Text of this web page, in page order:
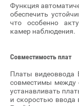
Функция
обеспечить
что особенно
камер наблюдения.
Совместимость плат
Платы видеоввода
совместимы
устанавливать
и скоростью ввода